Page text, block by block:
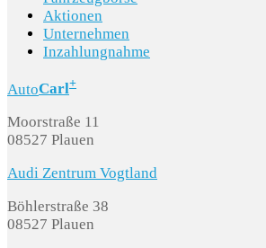
Aktionen
Unternehmen
Inzahlungnahme
AutoCarl+
Moorstraße 11
08527 Plauen
Audi Zentrum Vogtland
Böhlerstraße 38
08527 Plauen